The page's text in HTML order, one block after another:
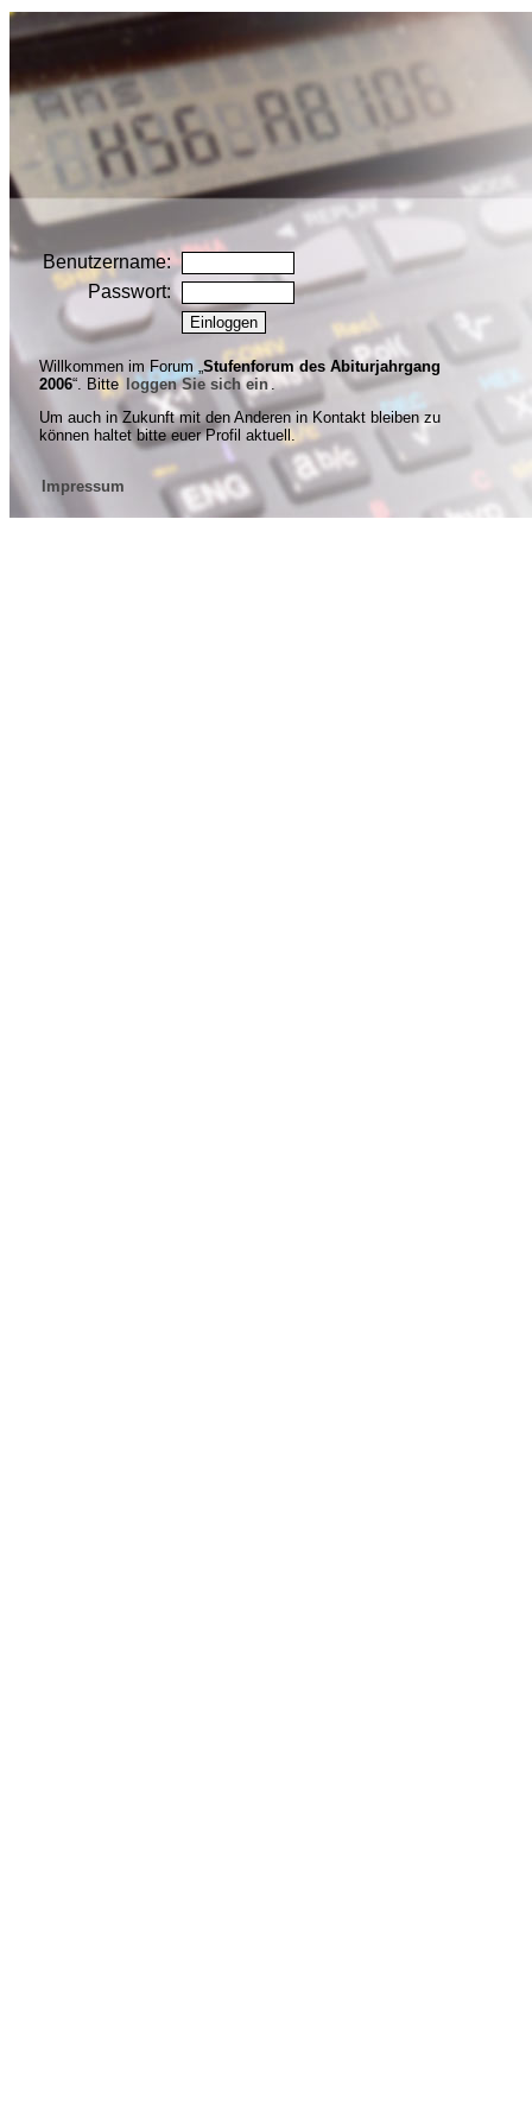
Benutzername:
Passwort:
Willkommen im Forum „Stufenforum des Abiturjahrgang
2006“. Bitte loggen Sie sich ein .
Um auch in Zukunft mit den Anderen in Kontakt bleiben zu
können haltet bitte euer Profil aktuell.
Impressum